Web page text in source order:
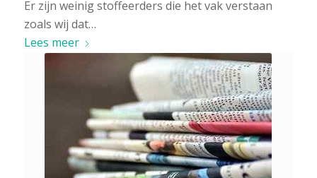
Er zijn weinig stoffeerders die het vak verstaan
zoals wij dat…
Lees meer